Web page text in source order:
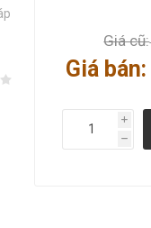
Giá cũ:
Giá bán:
i
h